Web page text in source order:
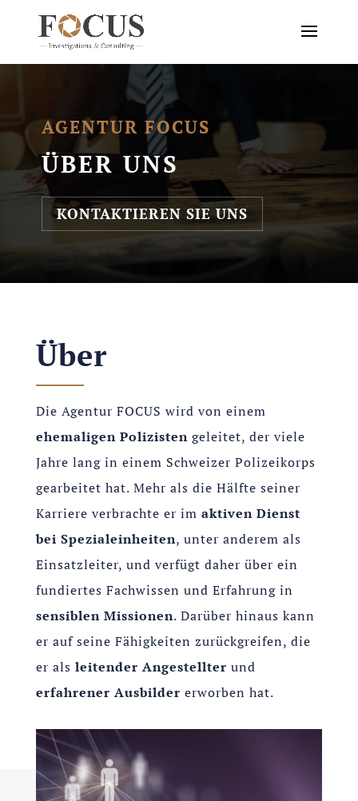
AGENTUR FOCUS
ÜBER UNS
KONTAKTIEREN SIE UNS
Über
Die Agentur FOCUS wird von einem
ehemaligen Polizistengeleitet, der viele
Jahre lang in einem Schweizer Polizeikorps
gearbeitet hat. Mehr als die Hälfte seiner
Karriere verbrachte er im aktiven Dienst
bei Spezialeinheiten, unter anderem als
Einsatzleiter, und verfügt daher über ein
fundiertes Fachwissen und Erfahrung in
sensiblen Missionen. Darüber hinaus kann
er auf seine Fähigkeiten zurückgreifen, die
er als leitender Angestellter und
erfahrener Ausbilder erworben hat.